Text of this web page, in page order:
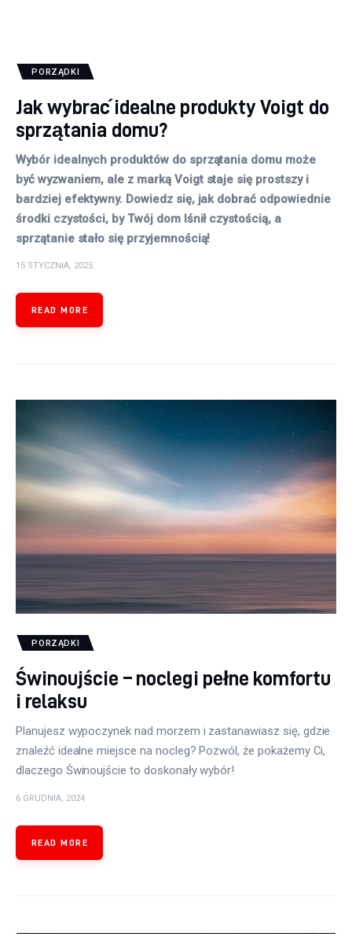
PORZĄDKI
Jak wybrać idealne produkty Voigt do
sprzątania domu?
Wybór idealnych produktów do sprzątania domu może
być wyzwaniem, ale z marką Voigt staje się prostszy i
bardziej efektywny. Dowiedz się, jak dobrać odpowiednie
środki czystości, by Twój dom lśnił czystością, a
sprzątanie stało się przyjemnością!
15 STYCZNIA, 2025
READ MORE
PORZĄDKI
Świnoujście – noclegi pełne komfortu
i relaksu
Planujesz wypoczynek nad morzem i zastanawiasz się, gdzie
znaleźć idealne miejsce na nocleg? Pozwól, że pokażemy Ci,
dlaczego Świnoujście to doskonały wybór!
6 GRUDNIA, 2024
READ MORE